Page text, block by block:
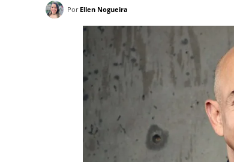
Por Ellen Nogueira